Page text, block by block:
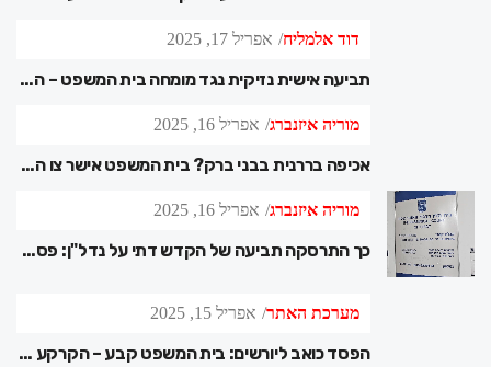
דוד אלמליח אפריל 17, 2025
תביעה אישית נזיקית נגד מומחה בית המשפט – השופט קובע את גבולות האחריות
מוריה איזנברג אפריל 16, 2025
אכיפה בררנית בבני ברק? בית המשפט אישר צו הריסה: "הבנייה בלתי חוקית – אין ראיה לאפליה"
מוריה איזנברג אפריל 16, 2025
כך התרסקה תביעה של הקדש דתי על נדל"ן: פסק דין שמבהיר מי מוסמך לנהל הקדשות בישראל
מערכת האתר אפריל 15, 2025
הפסד כואב ליורשים: בית המשפט קבע – הקרקע שייכת לאחרים"